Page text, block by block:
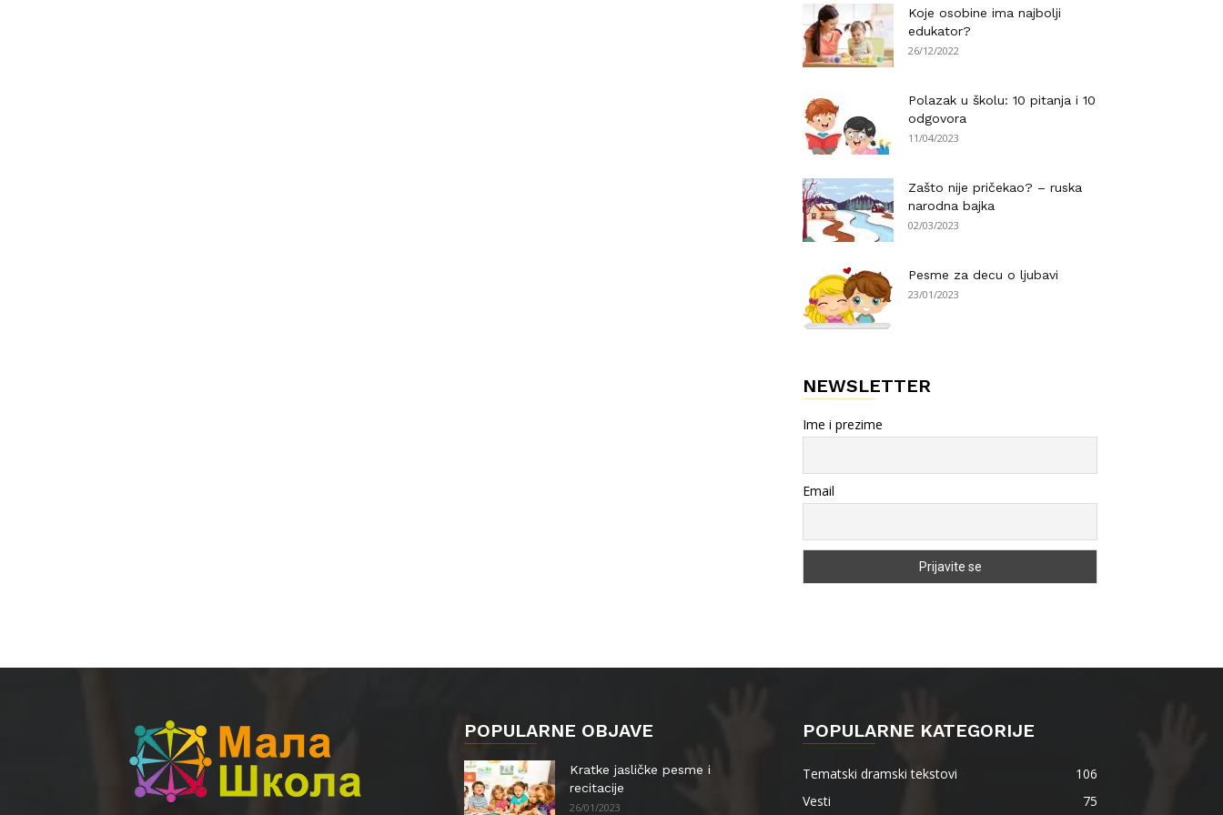
Koje osobine ima najbolji
edukator?
26/12/2022
Polazak u školu: 10 pitanja i 10
odgovora
11/04/2023
Zašto nije pričekao? – ruska
narodna bajka
02/03/2023
Pesme za decu o ljubavi
23/01/2023
NEWSLETTER
Ime i prezime
Email
POPULARNE OBJAVE
Kratke jasličke pesme i
recitacije
26/01/2023
POPULARNE KATEGORIJE
Tematski dramski tekstovi
106
Vesti
75